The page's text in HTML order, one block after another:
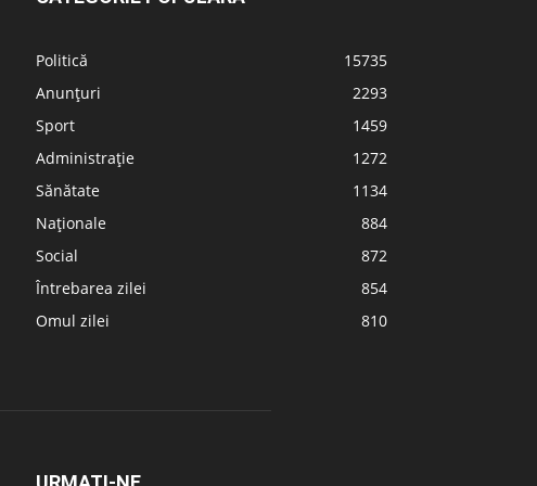
Politică
15735
Anunțuri
2293
Sport
1459
Administrație
1272
Sănătate
1134
Naționale
884
Social
872
Întrebarea zilei
854
Omul zilei
810